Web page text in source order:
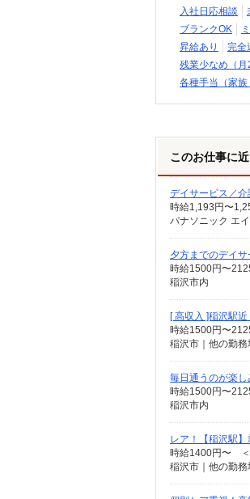
入社日応相談
ブランクOK
昇給あり
完全
残業少なめ（月
各種手当（家族
このお仕事に
デイサービス／介
パナソニック エ
夕方までのデイ
時給1500円〜
稲沢市内
[ 高収入 ]稲沢駅
時給1500円〜
稲沢市｜他の勤務
毎日通うのが楽
時給1500円〜
稲沢市内
レア！【稲沢駅
時給1400円〜 ＜
稲沢市｜他の勤務